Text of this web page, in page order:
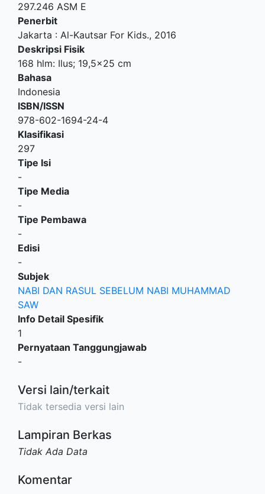
297.246 ASM E
Penerbit
Jakarta : Al-Kautsar For Kids., 2016
Deskripsi Fisik
168 hlm: Ilus; 19,5x25 cm
Bahasa
Indonesia
ISBN/ISSN
978-602-1694-24-4
Klasifikasi
297
Tipe Isi
-
Tipe Media
-
Tipe Pembawa
-
Edisi
-
Subjek
NABI DAN RASUL SEBELUM NABI MUHAMMAD
SAW
Info Detail Spesifik
1
Pernyataan Tanggungjawab
-
Versi lain/terkait
Tidak tersedia versi lain
Lampiran Berkas
Tidak Ada Data
Komentar